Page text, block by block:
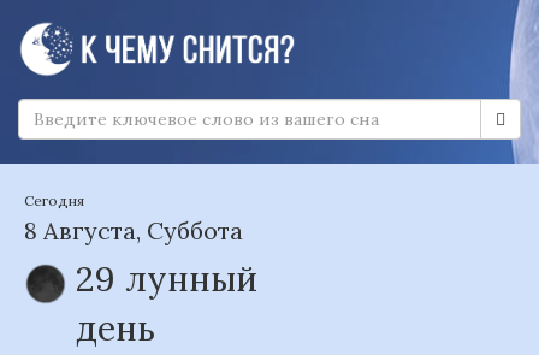
Сегодня
8 Августа, Суббота
29 лунный
день